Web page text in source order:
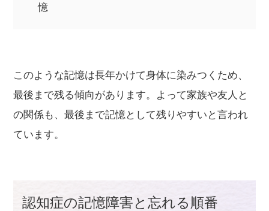
憶
このような記憶は長年かけて身体に染みつくため、
最後まで残る傾向があります。よって家族や友人と
の関係も、最後まで記憶として残りやすいと言われ
ています。
認知症の記憶障害と忘れる順番